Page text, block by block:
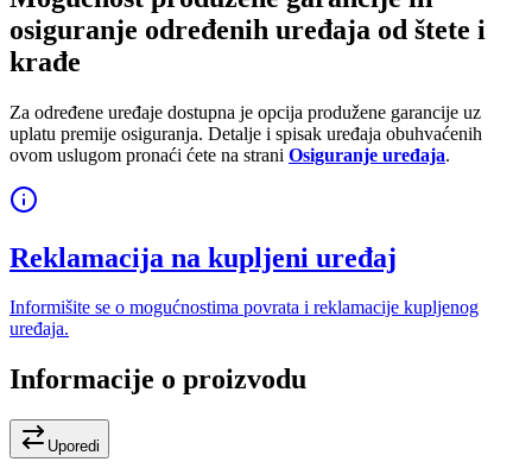
osiguranje određenih uređaja od štete i
krađe
Za određene uređaje dostupna je opcija produžene garancije uz
uplatu premije osiguranja. Detalje i spisak uređaja obuhvaćenih
ovom uslugom pronaći ćete na strani Osiguranje uređaja.
Reklamacija na kupljeni uređaj
Informišite se o mogućnostima povrata i reklamacije kupljenog
uređaja.
Informacije o proizvodu
Uporedi